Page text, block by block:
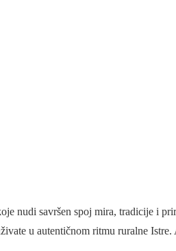
nudi savršen spoj mira, tradicije i
u autentičnom ritmu ruralne